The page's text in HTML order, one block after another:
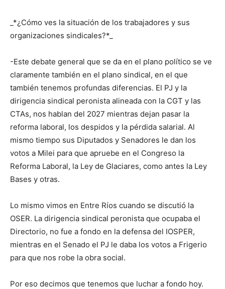
_*¿Cómo ves la situación de los trabajadores y sus
organizaciones sindicales?*_
-Este debate general que se da en el plano político se ve
claramente también en el plano sindical, en el que
también tenemos profundas diferencias. El PJ y la
dirigencia sindical peronista alineada con la CGT y las
CTAs, nos hablan del 2027 mientras dejan pasar la
reforma laboral, los despidos y la pérdida salarial. Al
mismo tiempo sus Diputados y Senadores le dan los
votos a Milei para que apruebe en el Congreso la
Reforma Laboral, la Ley de Glaciares, como antes la Ley
Bases y otras.
Lo mismo vimos en Entre Ríos cuando se discutió la
OSER. La dirigencia sindical peronista que ocupaba el
Directorio, no fue a fondo en la defensa del IOSPER,
mientras en el Senado el PJ le daba los votos a Frigerio
para que nos robe la obra social.
Por eso decimos que tenemos que luchar a fondo hoy.